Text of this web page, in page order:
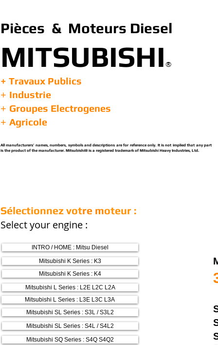
Pièces & Moteurs Diesel
MITSUBISHI ®
+ Travaux Publics
+ Industrie
+ Groupes Electrogenes
+ Agricole
All manufacturers’ names, numbers, symbols and descriptions are for reference only. It is not implied that any part
is the product of the manufacturer. Mitsubishi® is a registered trademark of Mitsubishi Heavy Industries, Ltd.
Mitsubishi SL Series : S3L / S3L2
Mitsubishi SQ Series : S4Q S4Q2
Mitsubishi K Series : K3
INTRO / HOME : Mitsu Diesel
Mitsubishi L Series : L2E L2C L2A
Mitsubishi SL Series : S4L / S4L2
Sélectionnez votre moteur :
Select your engine :
Mitsubishi L Series : L3E L3C L3A
Mitsubishi K Series : K4